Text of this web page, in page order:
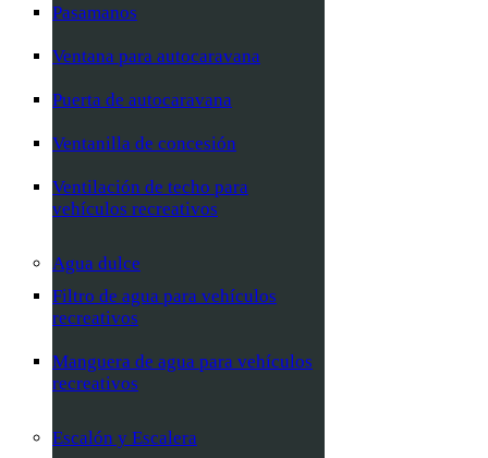
Pasamanos
Ventana para autocaravana
Puerta de autocaravana
Ventanilla de concesión
Ventilación de techo para
vehículos recreativos
Agua dulce
Filtro de agua para vehículos
recreativos
Manguera de agua para vehículos
recreativos
Escalón y Escalera